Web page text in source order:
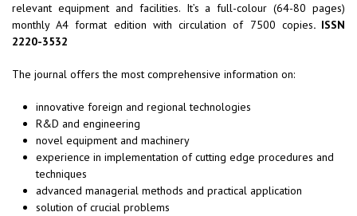
relevant equipment and facilities. It’s a full-colour (64-80 pages)
monthly A4 format edition with circulation of 7500 copies. ISSN
2220-3532
The journal offers the most comprehensive information on:
innovative foreign and regional technologies
R&D and engineering
novel equipment and machinery
experience in implementation of cutting edge procedures and
techniques
advanced managerial methods and practical application
solution of crucial problems